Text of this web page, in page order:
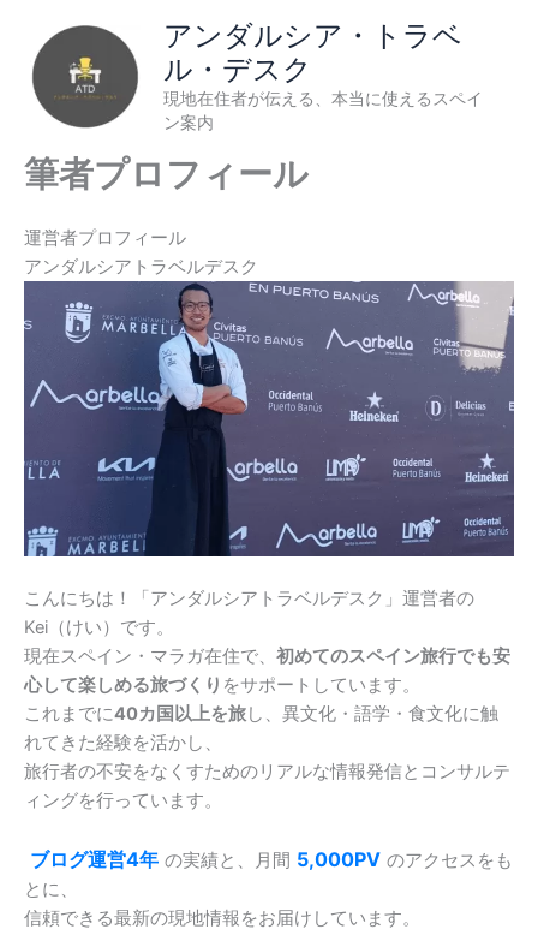
アンダルシア・トラベ
ル・デスク
現地在住者が伝える、本当に使えるスペイ
ン案内
筆者プロフィール
運営者プロフィール
アンダルシアトラベルデスク
こんにちは！「アンダルシアトラベルデスク」運営者の
Kei（けい）です。
現在スペイン・マラガ在住で、 初めてのスペイン旅行でも安
心して楽しめる旅づくり をサポートしています。
これまでに40カ国以上を旅し、異文化・語学・食文化に触
れてきた経験を活かし、
旅行者の不安をなくすためのリアルな情報発信とコンサルテ
ィングを行っています。
ブログ運営4年 の実績と、月間 5,000PV のアクセスをも
とに、
信頼できる最新の現地情報をお届けしています。